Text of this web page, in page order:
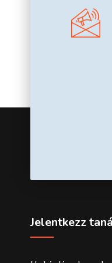
Jelentkezz